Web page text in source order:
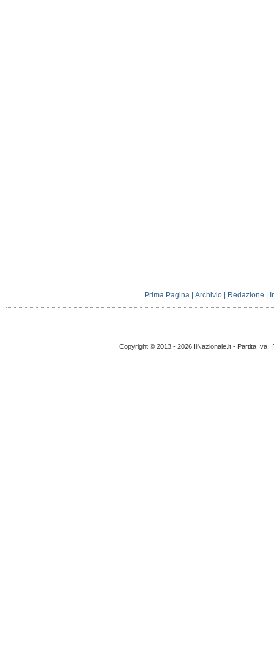
Prima Pagina |Archivio Redazione
Copyright © 2013 - 2026 IlNazionale.it - Partita Iva: